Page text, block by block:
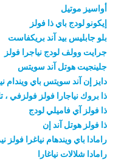
أواسيز موتيل
إيكونو لودج باي ذا فولز
بلو جابليس بيد آند بريكفاست
جرايت وولف لودج نياجرا فولز
جلينجيت هوتل آند سويتس
دايز إن آند سويتس باي ويندام
ذا بروك نياجارا فولز فولزفي ،
ذا فولز آي فاميلي لودج
ذا فولز هوتل آند إن
رامادا باي ويندهام نياغرا فولز
رامادا شلالات نياغارا